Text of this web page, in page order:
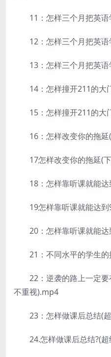
11：怎样三个月把英语
12：怎样三个月把英语
13：怎样三个月把英语
14：怎样撞开211的大
15：怎样撞开211的大
16：怎样改变你的拖延
17怎样改变你的拖延(
18：怎样靠听课就能达
19怎样靠听课就能达到
20：怎样靠听课就能达
21：不同水平的学生的
22：逆袭的路上一定要
不重视).mp4
23：怎样做课后总结(超
24.怎样做课后总结?(超